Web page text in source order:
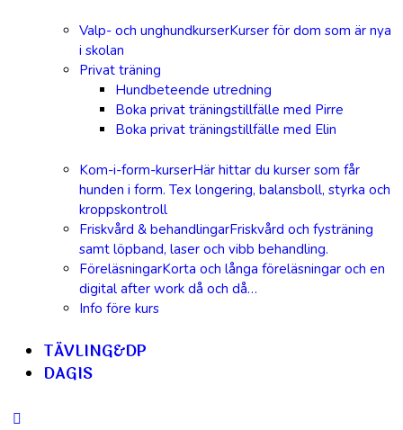
Valp- och unghundkurserKurser för dom som är nya
i skolan
Privat träning
Hundbeteende utredning
Boka privat träningstillfälle med Pirre
Boka privat träningstillfälle med Elin
Kom-i-form-kurserHär hittar du kurser som får
hunden i form. Tex longering, balansboll, styrka och
kroppskontroll
Friskvård & behandlingarFriskvård och fysträning
samt löpband, laser och vibb behandling.
FöreläsningarKorta och långa föreläsningar och en
digital after work då och då…
Info före kurs
TÄVLING&DP
DAGIS